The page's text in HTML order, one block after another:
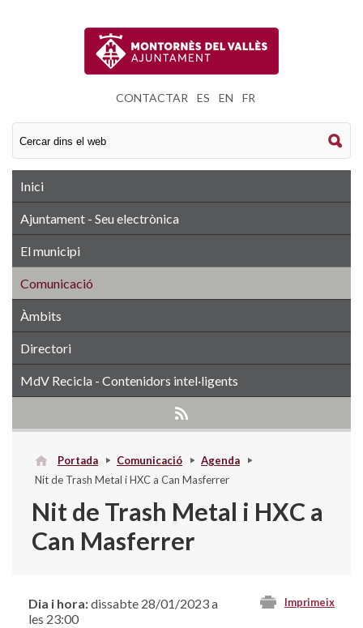
CONTACTAR ES EN FR
Inici
Ajuntament - Seu electrònica
El municipi
Comunicació
Àmbits
Directori
MdV Recicla - Contenidors intel·ligents
Portada Comunicació
Agenda
Nit de Trash Metal i HXC a Can Masferrer
Nit de Trash Metal i HXC a
Can Masferrer
Imprimeix
Dia i hora:dissabte 28/01/2023 a
les 23:00